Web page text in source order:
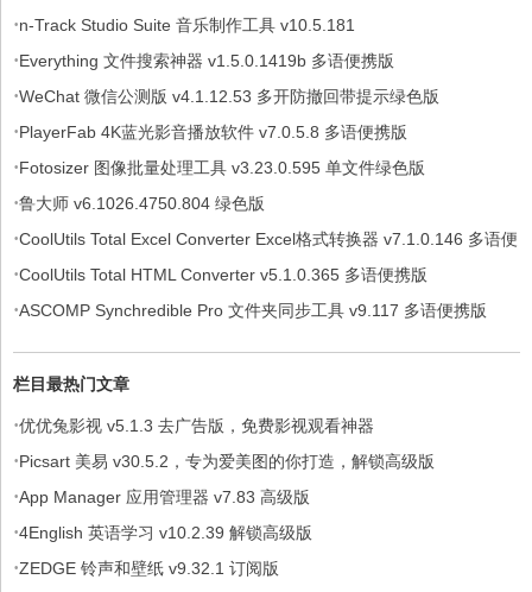
·n-Track Studio Suite 音乐制作工具 v10.5.181
·Everything 文件搜索神器 v1.5.0.1419b 多语便携版
·WeChat 微信公测版 v4.1.12.53 多开防撤回带提示绿色版
·PlayerFab 4K蓝光影音播放软件 v7.0.5.8 多语便携版
·Fotosizer 图像批量处理工具 v3.23.0.595 单文件绿色版
·鲁大师 v6.1026.4750.804 绿色版
·CoolUtils Total Excel Converter Excel格式转换器 v7.1.0.146 多语便
携版
·CoolUtils Total HTML Converter v5.1.0.365 多语便携版
·ASCOMP Synchredible Pro 文件夹同步工具 v9.117 多语便携版
栏目最热门文章
·优优兔影视 v5.1.3 去广告版，免费影视观看神器
·Picsart 美易 v30.5.2，专为爱美图的你打造，解锁高级版
·App Manager 应用管理器 v7.83 高级版
·4English 英语学习 v10.2.39 解锁高级版
·ZEDGE 铃声和壁纸 v9.32.1 订阅版